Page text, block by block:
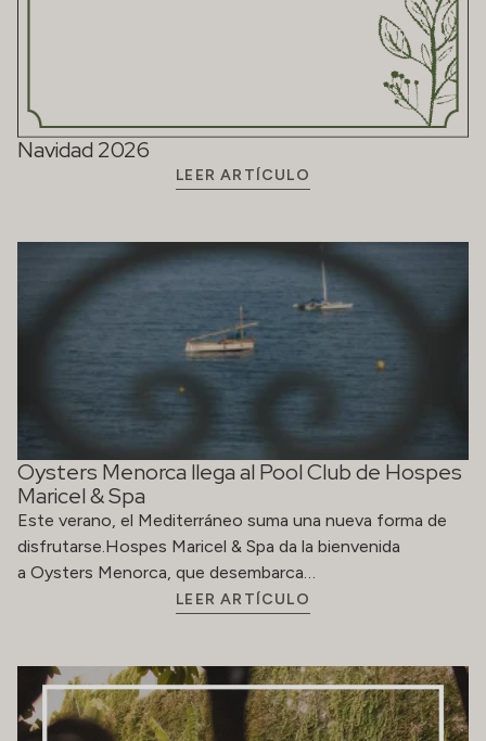
Navidad 2026
LEER ARTÍCULO
Oysters Menorca llega al Pool Club de Hospes
Maricel & Spa
Este verano, el Mediterráneo suma una nueva forma de
disfrutarse.Hospes Maricel & Spa da la bienvenida
a Oysters Menorca, que desembarca…
LEER ARTÍCULO